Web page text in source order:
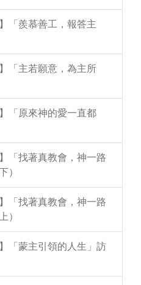
「羨慕善工，報答主
「主若願意，為主所
「原來神的愛一直都
「找著真教會，神一路
）
「找著真教會，神一路
）
「蒙主引領的人生」訪